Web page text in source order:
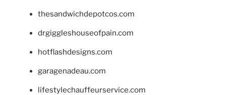
thesandwichdepotcos.com
drgiggleshouseofpain.com
hotflashdesigns.com
garagenadeau.com
lifestylechauffeurservice.com